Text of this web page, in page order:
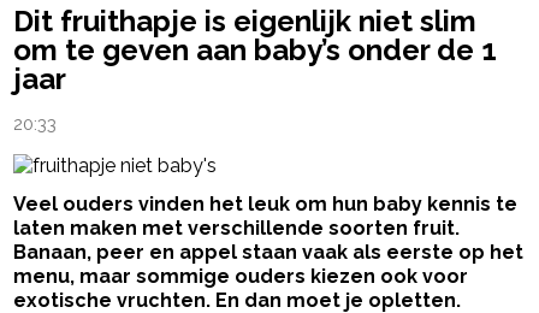
Dit fruithapje is eigenlijk niet slim
om te geven aan baby’s onder de 1
jaar
20:33
Veel ouders vinden het leuk om hun baby kennis te
laten maken met verschillende soorten fruit.
Banaan, peer en appel staan vaak als eerste op het
menu, maar sommige ouders kiezen ook voor
exotische vruchten. En dan moet je opletten.